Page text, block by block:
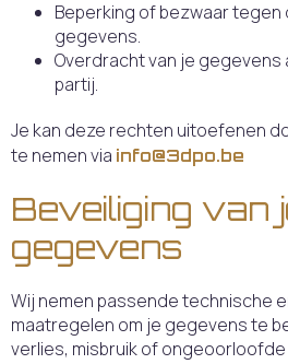
Beperking of bezwaar tegen
gegevens.
Overdracht van je gegevens
partij.
Je kan deze rechten uitoefenen
te nemen via info@3dpo.be
Beveiliging van
gegevens
Wij nemen passende technische
maatregelen om je gegevens te
verlies, misbruik of